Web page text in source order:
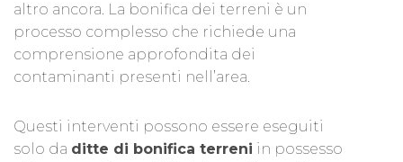
altro ancora. La bonifica dei terreni è un
processo complesso che richiede una
comprensione approfondita dei
contaminanti presenti nell’area.
Questi interventi possono essere eseguiti
solo da ditte di bonifica terreni in possesso